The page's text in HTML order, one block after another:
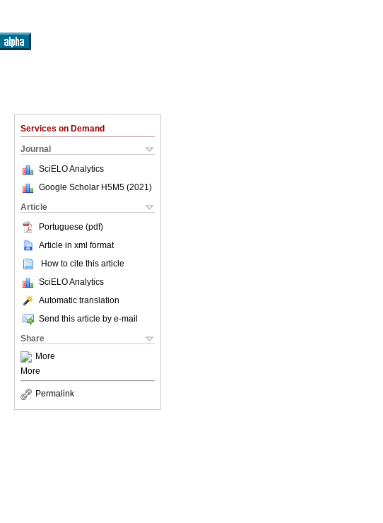
Services on Demand
Journal
SciELO Analytics
Google Scholar H5M5 (2021 )
Article
Portuguese (pdf)
Article in xml format
How to cite this article
SciELO Analytics
Automatic translation
Send this article by e-mail
Share
More
More
Permalink